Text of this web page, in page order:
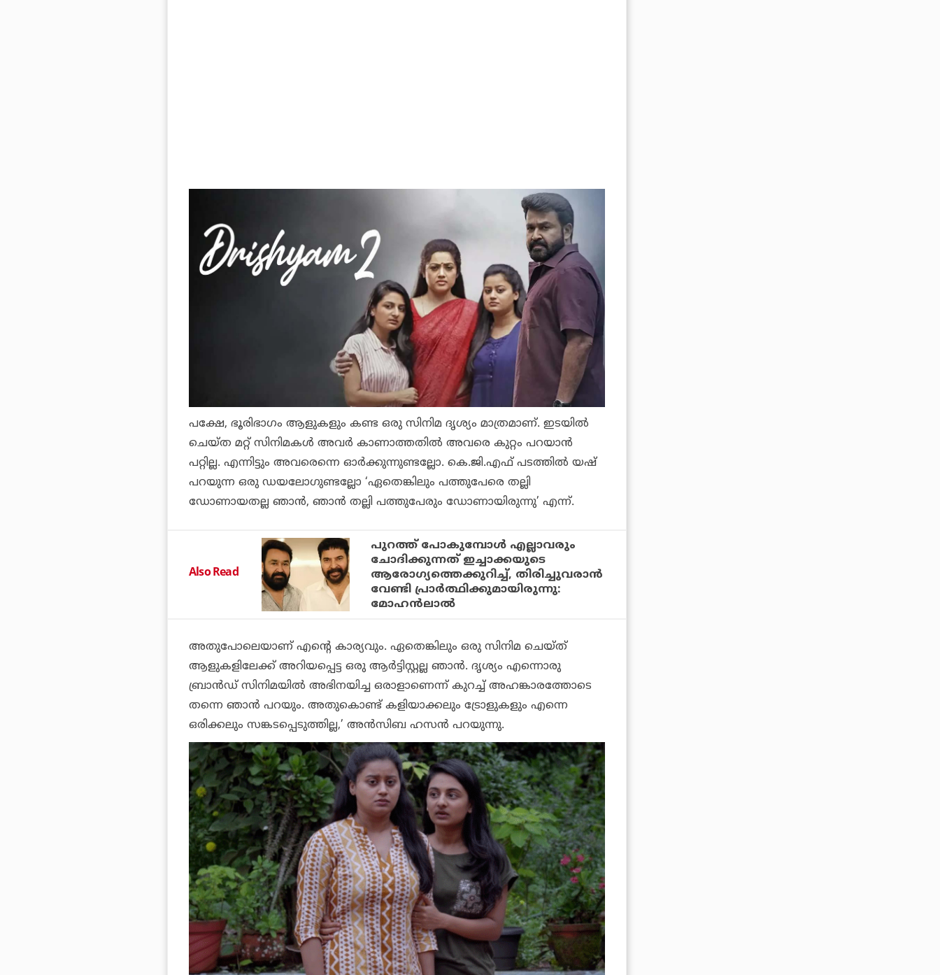
പക്ഷേ, ഭൂരിഭാഗം ആളുകളും കണ്ട ഒരു സിനിമ ദൃശ്യം മാത്രമാണ്. ഇടയില്‍
ചെയ്ത മറ്റ് സിനിമകള്‍ അവര്‍ കാണാത്തതില്‍ അവരെ കുറ്റം പറയാന്‍
പറ്റില്ല. എന്നിട്ടും അവരെന്നെ ഓര്‍ക്കുന്നുണ്ടല്ലോ. കെ.ജി.എഫ്പടത്തില്‍ യഷ്
പറയുന്ന ഒരു ഡയലോഗുണ്ടല്ലോ ‘ഏതെങ്കിലും പത്തുപേരെ തല്ലി
ഡോണായതല്ല ഞാന്‍, ഞാന്‍ തല്ലി പത്തുപേരും ഡോണായിരുന്നു’ എന്ന്.
Also Read
പുറത്ത് പോകുമ്പോള്‍ എല്ലാവരും
ചോദിക്കുന്നത് ഇച്ചാക്കയുടെ
ആരോഗ്യത്തെക്കുറിച്ച്, തിരിച്ചുവരാന്‍
വേണ്ടി പ്രാര്‍ത്ഥിക്കുമായിരുന്നു:
മോഹന്‍ലാല്‍
അതുപോലെയാണ് എന്റെ കാര്യവും. ഏതെങ്കിലും ഒരു സിനിമ ചെയ്ത്
ആളുകളിലേക്ക് അറിയപ്പെട്ട ഒരു ആര്‍ട്ടിസ്റ്റല്ല ഞാന്‍. ദൃശ്യം എന്നൊരു
ബ്രാന്‍ഡ് സിനിമയില്‍ അഭിനയിച്ച ഒരാളാണെന്ന് കുറച്ച് അഹങ്കാരത്തോടെ
തന്നെ ഞാന്‍ പറയും. അതുകൊണ്ട് കളിയാക്കലും ട്രോളുകളും എന്നെ
ഒരിക്കലും സങ്കടപ്പെടുത്തില്ല,’ അന്‍സിബ ഹസന്‍ പറയുന്നു.